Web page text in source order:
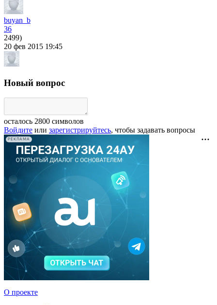
buyan_b
36
2499)
20 фев 2015 19:45
Новый вопрос
осталось 2800 символов
Войдите или зарегистрируйтесь, чтобы задавать вопросы
РЕКЛАМА
О проекте